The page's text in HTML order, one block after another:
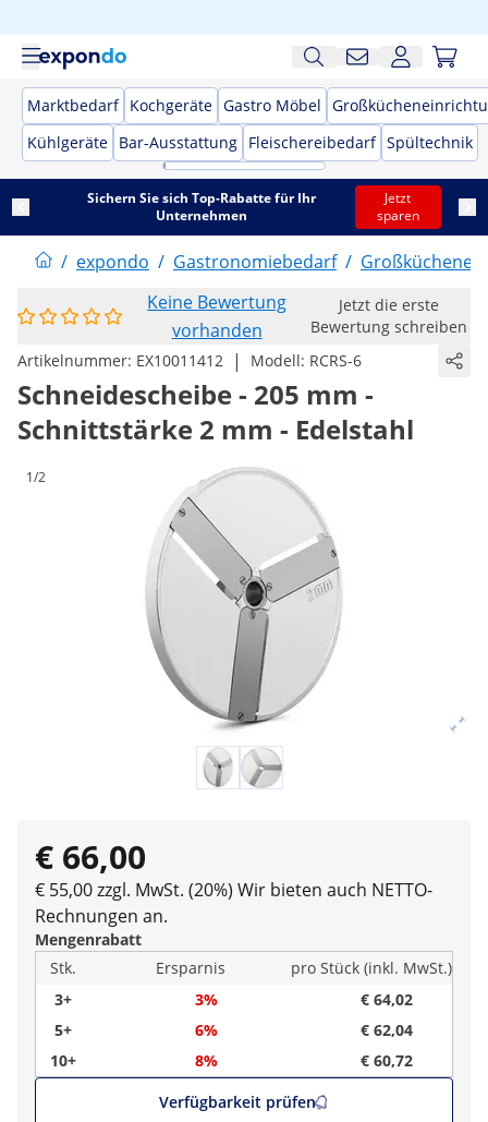
Marktbedarf Kochgeräte Gastro Möbel
Kühlgeräte Bar-Ausstattung Fleischereibedarf Spültechnik
Sichern Sie sich Top-Rabatte für Ihr
Unternehmen
Jetzt
sparen
/ expondo / Gastronomiebedarf /
Keine Bewertung
vorhanden
Jetzt die erste
Bewertung schreiben
Artikelnummer: EX10011412 | Modell: RCRS-6
Schneidescheibe - 205 mm -
Schnittstärke 2 mm - Edelstahl
1/2
€ 66,00
€ 55,00 zzgl. MwSt. (20%) Wir bieten auch NETTO-
Rechnungen an.
Mengenrabatt
Stk.
Ersparnis
pro Stück (inkl. MwSt.)
3+
3%
€ 64,02
5+
6%
€ 62,04
10+
8%
€ 60,72
Verfügbarkeit prüfen